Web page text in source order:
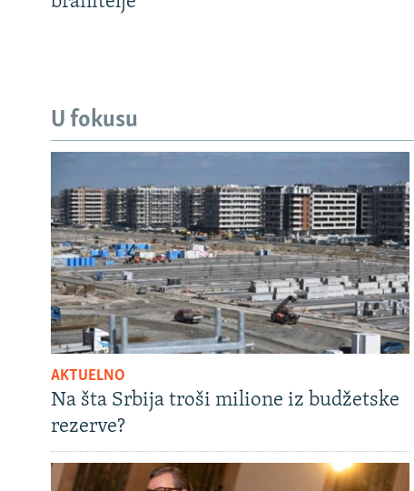
U fokusu
AKTUELNO
Na šta Srbija troši milione iz budžetske
rezerve?